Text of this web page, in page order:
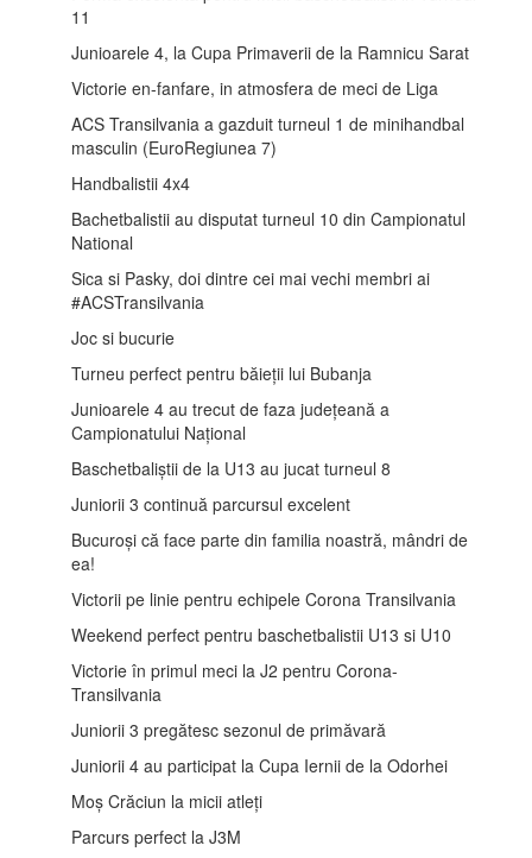
11
Junioarele 4, la Cupa Primaverii de la Ramnicu Sarat
Victorie en-fanfare, in atmosfera de meci de Liga
ACS Transilvania a gazduit turneul 1 de minihandbal
masculin (EuroRegiunea 7)
Handbalistii 4x4
Bachetbalistii au disputat turneul 10 din Campionatul
National
Sica si Pasky, doi dintre cei mai vechi membri ai
#ACSTransilvania
Joc si bucurie
Turneu perfect pentru băieții lui Bubanja
Junioarele 4 au trecut de faza județeană a
Campionatului Național
Baschetbaliștii de la U13 au jucat turneul 8
Juniorii 3 continuă parcursul excelent
Bucuroși că face parte din familia noastră, mândri de
ea!
Victorii pe linie pentru echipele Corona Transilvania
Weekend perfect pentru baschetbalistii U13 si U10
Victorie în primul meci la J2 pentru Corona-
Transilvania
Juniorii 3 pregătesc sezonul de primăvară
Juniorii 4 au participat la Cupa Iernii de la Odorhei
Moș Crăciun la micii atleți
Parcurs perfect la J3M